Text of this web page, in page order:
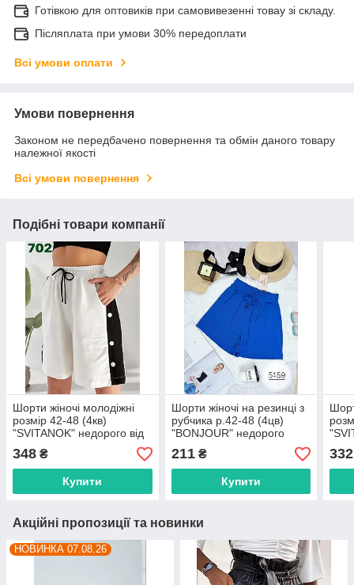
Готівкою для оптовиків при самовивезенні товау зі складу.
Післяплата при умови 30% передоплати
Всі умови оплати
Умови повернення
Законом не передбачено повернення та обмін даного товару
належної якості
Всі умови повернення
Подібні товари компанії
Шорти жіночі молодіжні
розмір 42-48 (4кв)
"SVITANOK" недорого від
348 ₴
Купити
Шорти жіночі на резинці з
рубчика р.42-48 (4цв)
"BONJOUR" недорого
постачальника
211₴
Купити
332
Акційні пропозиції та новинки
НОВИНКА 07.08.26